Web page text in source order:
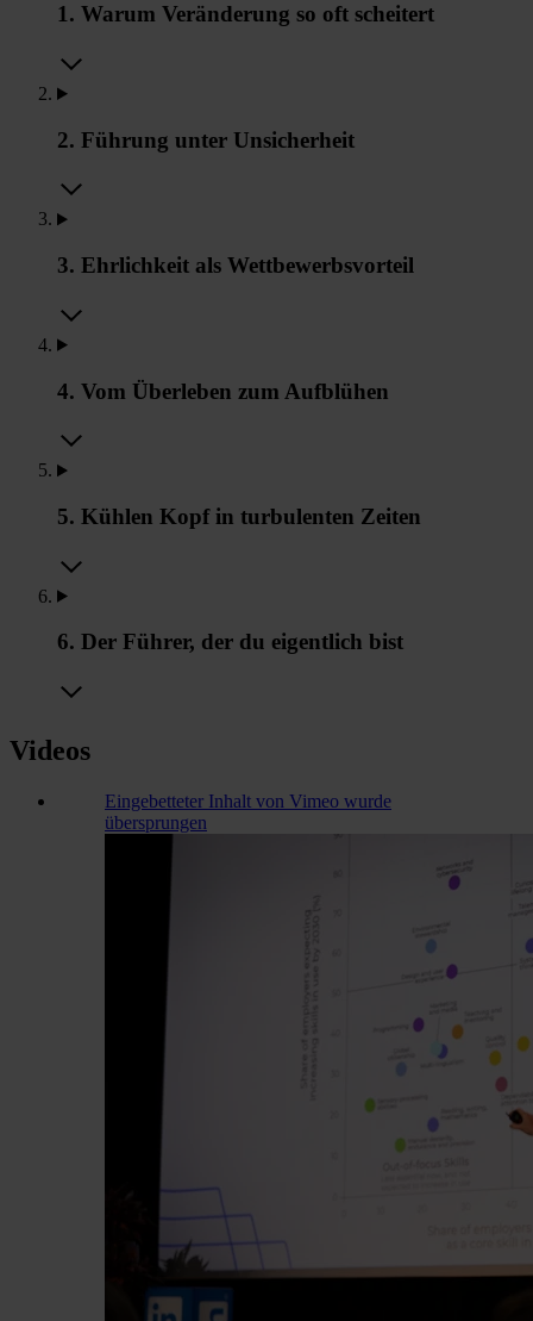
1. Warum Veränderung so oft scheitert
2. Führung unter Unsicherheit
3. Ehrlichkeit als Wettbewerbsvorteil
4. Vom Überleben zum Aufblühen
5. Kühlen Kopf in turbulenten Zeiten
6. Der Führer, der du eigentlich bist
Videos
Eingebetteter Inhalt von Vimeo wurde
übersprungen